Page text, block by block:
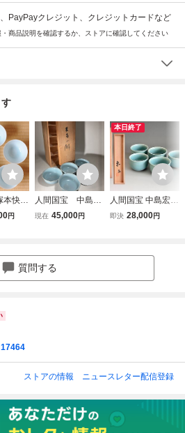
PayPayクレジット、クレジットカードなど
商品説明を確認するか、ストアに確認してください
本快示
汲
円
人間国宝 中島宏
造 青磁 天青小
現在 45,000円
本日終了
人間国宝 中島宏
青磁湯呑 五客
即決 28,000円
質問する
17464
ストアの情報 ニュースレター配信登録